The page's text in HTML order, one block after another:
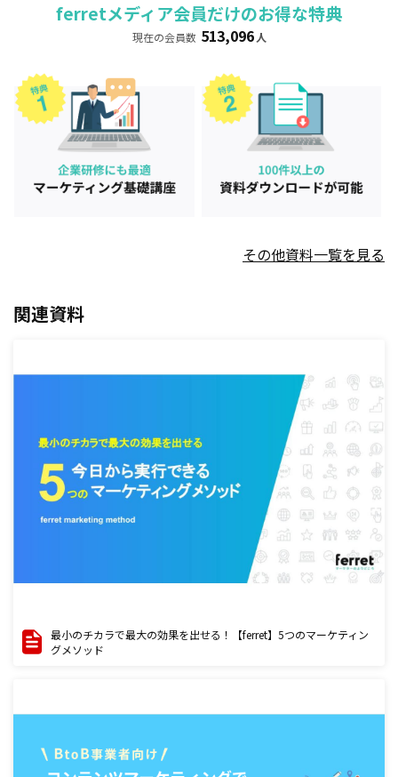
ferretメディア会員だけのお得な特典
現在の会員数 513,096 人
その他資料一覧を見る
関連資料
最小のチカラで最大の効果を出せる！【ferret】5つのマーケティン
グメソッド